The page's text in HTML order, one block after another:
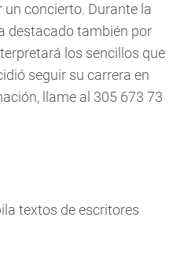
concierto. Durante la
destacado también por
los sencillos que
seguir su carrera en
llame al 305 673 73
textos de escritores